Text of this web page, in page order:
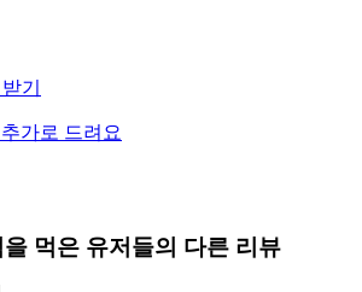
받기
가로 드려요
을 먹은 유저들의 다른 리뷰